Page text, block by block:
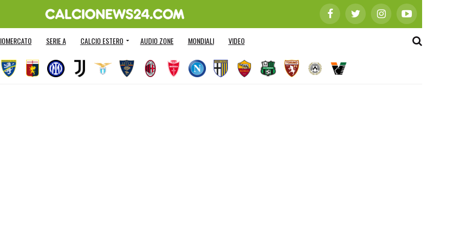
SERIE A CALCIO ESTERO AUDIO ZONE MONDIALI VIDEO